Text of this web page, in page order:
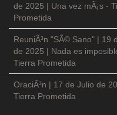
de 2025 | Una vez mÃ¡s -
Prometida
ReuniÃ³n "SÃ© Sano" | 19
de 2025 | Nada es
Tierra Prometida
OraciÃ³n | 17 de Julio de
Tierra Prometida